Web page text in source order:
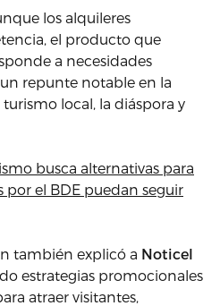
los alquileres
el producto que
a necesidades
repunte notable en la
local, la diáspora y
busca alternativas para
por el BDE puedan seguir
también explicó a Noticel
estrategias promocionales
atraer visitantes,